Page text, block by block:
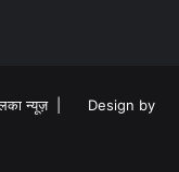
न्यूज़ |
Design by